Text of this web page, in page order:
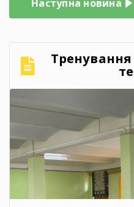
Наступна новина
Тренування